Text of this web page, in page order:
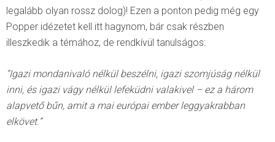
legalább olyan rossz dolog)! Ezen a ponton pedig még egy
Popper idézetet kell itt hagynom, bár csak részben
illeszkedik a témához, de rendkívül tanulságos:
“Igazi mondanivaló nélkül beszélni, igazi szomjúság nélkül
inni, és igazi vágy nélkül lefeküdni valakivel – ez a három
alapvető bűn, amit a mai európai ember leggyakrabban
elkövet.”